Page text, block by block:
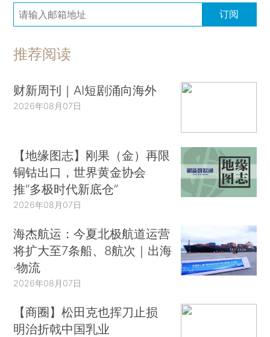
订阅
推荐阅读
财新周刊｜AI短剧涌向海外
2026年08月07日
【地缘图志】刚果（金）再限
铜钴出口，世界黄金协会
推“多极时代新底仓”
2026年08月07日
海杰航运：今夏北极航道运营
将扩大至7条船、8航次｜出海
·物流
2026年08月07日
【商圈】松田克也挥刀止损
明治折戟中国乳业